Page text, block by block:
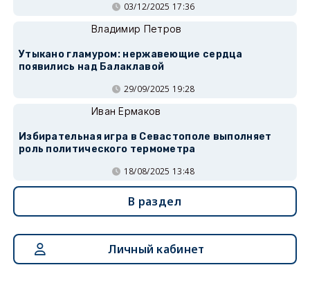
03/12/2025 17:36
Владимир Петров
Утыкано гламуром: нержавеющие сердца
появились над Балаклавой
29/09/2025 19:28
Иван Ермаков
Избирательная игра в Севастополе выполняет
роль политического термометра
18/08/2025 13:48
В раздел
Личный кабинет